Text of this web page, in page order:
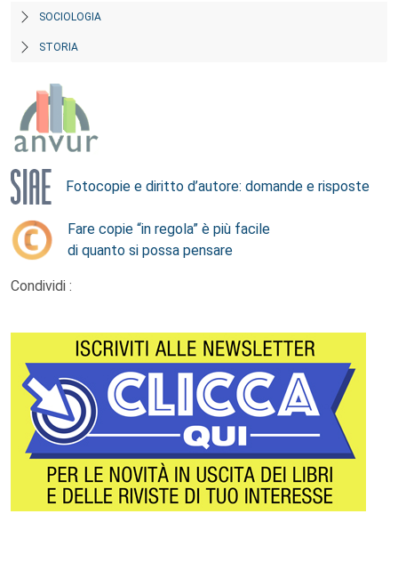
SOCIOLOGIA
STORIA
Fotocopie e diritto d’autore: domande e risposte
Fare copie “in regola” è più facile
di quanto si possa pensare
Condividi :